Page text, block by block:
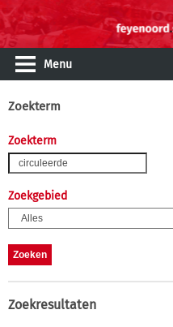
Menu
Zoekterm
Zoekterm
Zoekgebied
Zoekresultaten